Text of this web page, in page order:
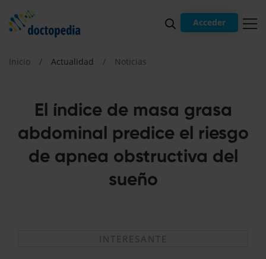
Acceder
El índice de masa grasa
abdominal predice el riesgo
de apnea obstructiva del
sueño
Inicio Actualidad Noticias
INTERESANTE